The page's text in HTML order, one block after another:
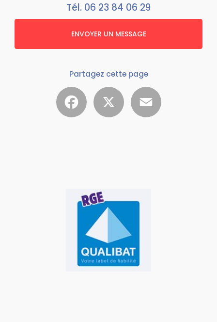
Tél. 06 23 84 06 29
ENVOYER UN MESSAGE
Partagez cette page
Facebook